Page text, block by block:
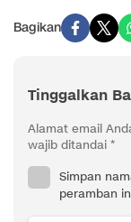
Bagikan
Tinggalkan
Alamat email
wajib ditandai *
Simpan
peramban